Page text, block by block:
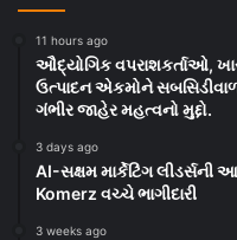
11 hours ago
ઔદ્યોગિક વપરાશકર્તાઓ,
ઉત્પાદન એકમોને
ગંભીર જાહેર મહત્વનો મુદ્દો.
3 days ago
AI-સક્ષમ માર્કેટિંગ લીડર્સની
Komerz વચ્ચે ભાગીદારી
3 weeks ago